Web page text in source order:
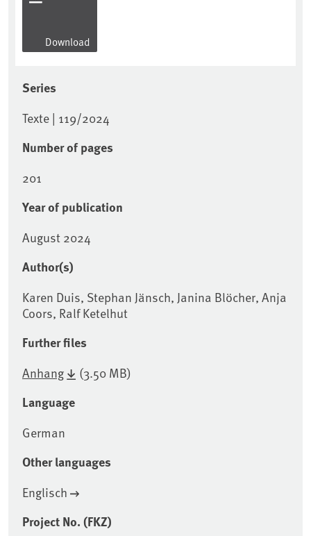
Download
Series
Texte | 119/2024
Number of pages
201
Year of publication
August 2024
Author(s)
Karen Duis, Stephan Jänsch, Janina Blöcher, Anja
Coors, Ralf Ketelhut
Further files
Anhang (3.50 MB)
Language
German
Other languages
Englisch
Project No. (FKZ)